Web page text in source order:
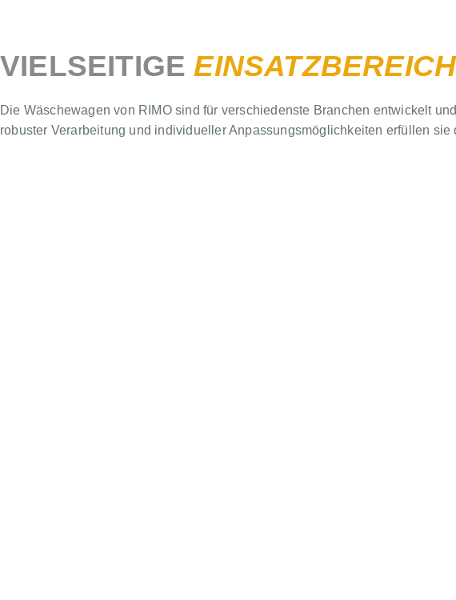
VIELSEITIGE
Die Wäschewagen von RIMO sind für verschiedenste Branchen entwickelt
robuster Verarbeitung und individueller Anpassungsmöglichkeiten erfüllen